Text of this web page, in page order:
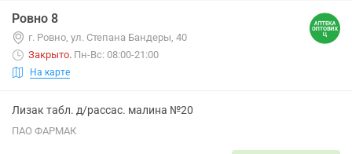
Ровно 8
г. Ровно, ул. Степана Бандеры, 40
Закрыто. Пн-Вс: 08:00-21:00
На карте
Лизак табл. д/рассас. малина №20
ПАО ФАРМАК